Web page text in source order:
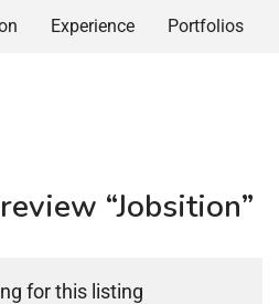
Experience Portfolios
“Jobsition”
for this listing